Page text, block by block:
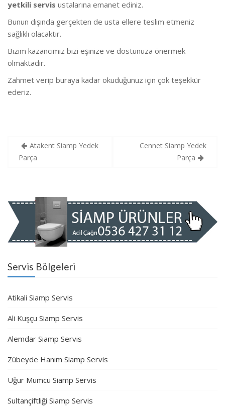
yetkili servis ustalarına emanet ediniz.
Bunun dışında gerçekten de usta ellere teslim etmeniz
sağlıklı olacaktır.
Bizim kazancımız bizi eşinize ve dostunuza önermek
olmaktadır.
Zahmet verip buraya kadar okuduğunuz için çok teşekkür
ederiz.
Yazı
gezinmesi
Atakent Siamp Yedek
Parça
Cennet Siamp Yedek
Parça
Servis Bölgeleri
Atikali Siamp Servis
Ali Kuşçu Siamp Servis
Alemdar Siamp Servis
Zübeyde Hanım Siamp Servis
Uğur Mumcu Siamp Servis
Sultançiftliği Siamp Servis